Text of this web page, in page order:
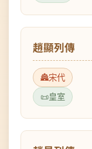
趙顯列傳
宋代
皇室
趙昰列傳